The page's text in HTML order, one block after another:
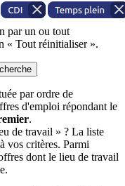
par un ou tout
« Tout réinitialiser ».
par ordre de
d'emploi répondant le
.
de travail » ? La liste
vos critères. Parmi
dont le lieu de travail